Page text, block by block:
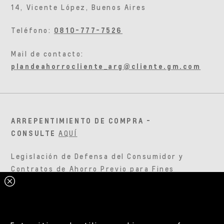
14, Vicente López, Buenos Aires
Teléfono: 0810-777-7526
Mail de contacto:
plandeahorrocliente_arg@cliente.gm.com
ARREPENTIMIENTO DE COMPRA -
CONSULTEAQUÍ
Legislación de Defensa del Consumidor y
Contratos de Ahorro Previo para Fines
Determinados – Consulte